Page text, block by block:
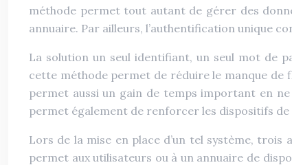
méthode permet tout autant de gérer des
annuaire. Par ailleurs, l’authentification unique
La solution un seul identifiant, un seul mot de
cette méthode permet de réduire le manque de
permet aussi un gain de temps important en
permet également de renforcer les dispositifs
Lors de la mise en place d’un tel système,
permet aux utilisateurs ou à un annuaire de